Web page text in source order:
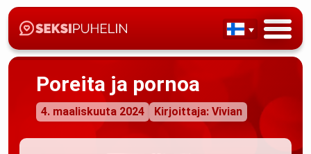
Poreita ja pornoa
4. maaliskuuta 2024 Kirjoittaja: Vivian